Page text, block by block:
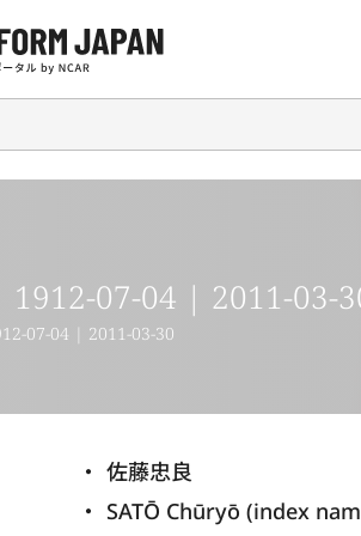
1912-07-04 | 2011-03-
07-04 | 2011-03-30
佐藤忠良
SATŌ Chūryō (index